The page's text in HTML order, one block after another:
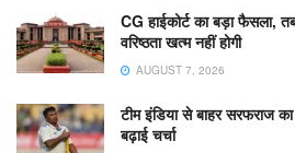
CG हाईकोर्ट का बड़ा फैसला,
वरिष्ठता खत्म नहीं होगी
AUGUST 7, 2026
टीम इंडिया से बाहर सरफराज
बढ़ाई चर्चा